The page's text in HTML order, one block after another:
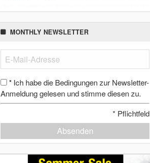
MONTHLY NEWSLETTER
* Ich habe die Bedingungen zur Newsletter-
Anmeldung gelesen und stimme diesen zu.
* Pflichtfeld
Absenden